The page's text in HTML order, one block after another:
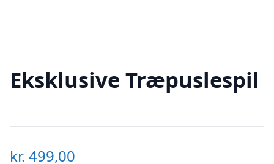
Eksklusive Træpuslespil
kr. 499,00